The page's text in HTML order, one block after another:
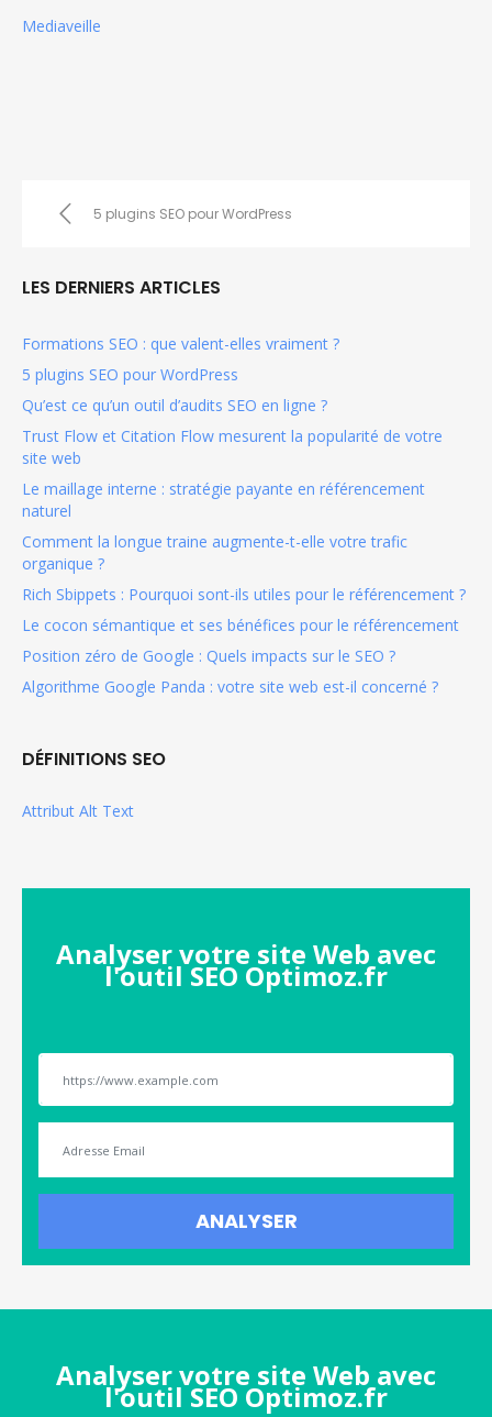
Mediaveille
5 plugins SEO pour WordPress
LES DERNIERS ARTICLES
Formations SEO : que valent-elles vraiment ?
5 plugins SEO pour WordPress
Qu’est ce qu’un outil d’audits SEO en ligne ?
Trust Flow et Citation Flow mesurent la popularité de votre
site web
Le maillage interne : stratégie payante en référencement
naturel
Comment la longue traine augmente-t-elle votre trafic
organique ?
Rich Sbippets : Pourquoi sont-ils utiles pour le référencement ?
Le cocon sémantique et ses bénéfices pour le référencement
Position zéro de Google : Quels impacts sur le SEO ?
Algorithme Google Panda : votre site web est-il concerné ?
DÉFINITIONS SEO
Attribut Alt Text
Analyser votre site Web avec
l'outil SEO Optimoz.fr
Analyser votre site Web avec
l'outil SEO Optimoz.fr